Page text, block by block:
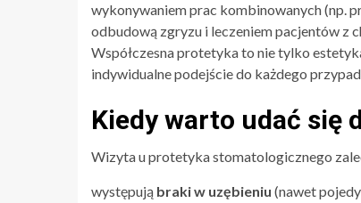
wykonywaniem prac kombinowanych (np.
odbudową zgryzu i leczeniem pacjentów z
Współczesna protetyka to nie tylko
indywidualne podejście do każdego
Kiedy warto udać się
Wizyta u protetyka stomatologicznego
występują braki w uzębieniu (nawet